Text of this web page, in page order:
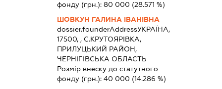
фонду (грн.):80 000 (28.571 %)
ШОВКУН ГАЛИНА ІВАНІВНА
dossier.founderAddressУКРАЇНА,
17500, , С.КРУТОЯРІВКА,
ПРИЛУЦЬКИЙ РАЙОН,
ЧЕРНІГІВСЬКА ОБЛАСТЬ
Розмір внеску до статутного
фонду (грн.):40 000 (14.286 %)